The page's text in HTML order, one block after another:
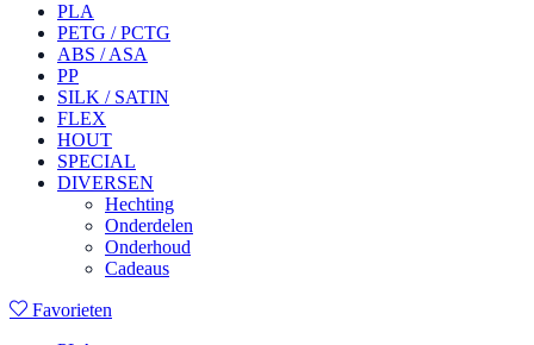
PLA
PETG / PCTG
ABS / ASA
PP
SILK / SATIN
FLEX
HOUT
SPECIAL
DIVERSEN
Hechting
Onderdelen
Onderhoud
Cadeaus
Favorieten